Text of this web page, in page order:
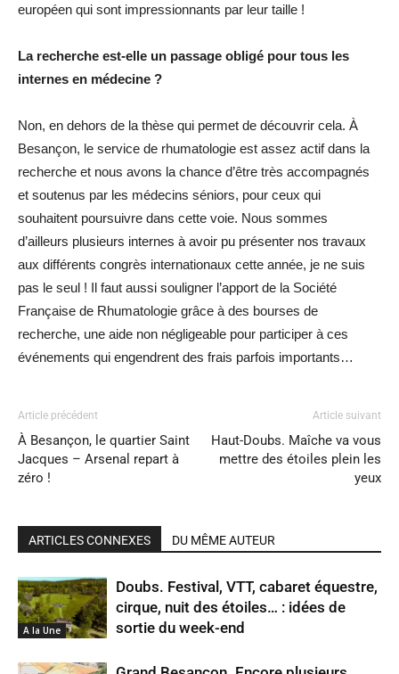
européen qui sont impressionnants par leur taille !
La recherche est-elle un passage obligé pour tous les
internes en médecine ?
Non, en dehors de la thèse qui permet de découvrir cela. À
Besançon, le service de rhumatologie est assez actif dans la
recherche et nous avons la chance d’être très accompagnés
et soutenus par les médecins séniors, pour ceux qui
souhaitent poursuivre dans cette voie. Nous sommes
d’ailleurs plusieurs internes à avoir pu présenter nos travaux
aux différents congrès internationaux cette année, je ne suis
pas le seul ! Il faut aussi souligner l’apport de la Société
Française de Rhumatologie grâce à des bourses de
recherche, une aide non négligeable pour participer à ces
événements qui engendrent des frais parfois importants…
Article précédent
À Besançon, le quartier Saint
Jacques – Arsenal repart à
zéro !
Article suivant
Haut-Doubs. Maîche va vous
mettre des étoiles plein les
yeux
ARTICLES CONNEXES DU MÊME AUTEUR
A la Une
Doubs. Festival, VTT, cabaret équestre,
cirque, nuit des étoiles… : idées de
sortie du week-end